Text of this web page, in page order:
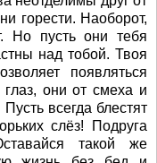
горести. Наоборот,
Но пусть они тебя
над тобой. Твоя
появляться
они от смеха и
всегда блестят
слёз! Подруга
такой же